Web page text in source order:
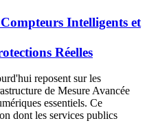
Intelligents et
Réelles
reposent sur les
de Mesure Avancée
essentiels. Ce
dont les services publics